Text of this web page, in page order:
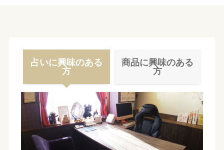
占いに興味のある
方
商品に興味のある
方